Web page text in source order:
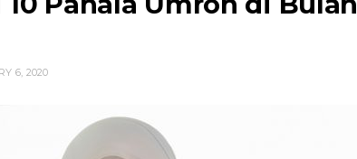
6, 2020